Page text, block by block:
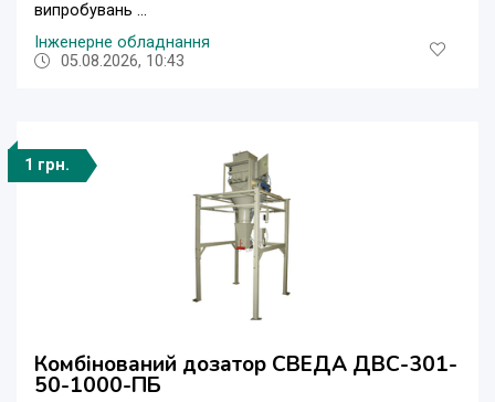
випробувань ...
Інженерне обладнання
05.08.2026, 10:43
1 грн.
Комбінований дозатор СВЕДА ДВС-301-
50-1000-ПБ